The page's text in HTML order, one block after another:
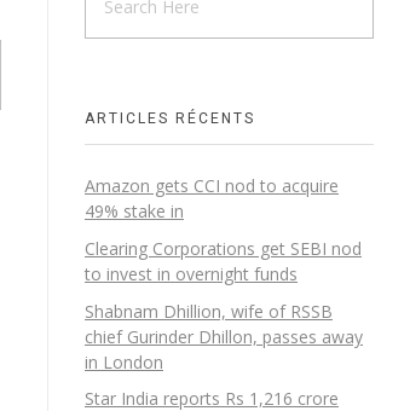
ARTICLES RÉCENTS
Amazon gets CCI nod to acquire
49% stake in
Clearing Corporations get SEBI nod
to invest in overnight funds
Shabnam Dhillion, wife of RSSB
chief Gurinder Dhillon, passes away
in London
Star India reports Rs 1,216 crore